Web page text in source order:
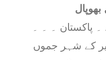
۔ پاکستان ۔ ۔ ۔
کے شہر جموں